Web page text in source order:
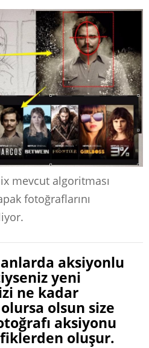
mevcut algoritması
fotoğraflarını
aksiyonlu
yeni
ne kadar
olsun size
aksiyonu
oluşur.